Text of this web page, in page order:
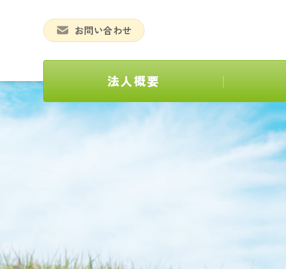
お問い合わせ
法人概要